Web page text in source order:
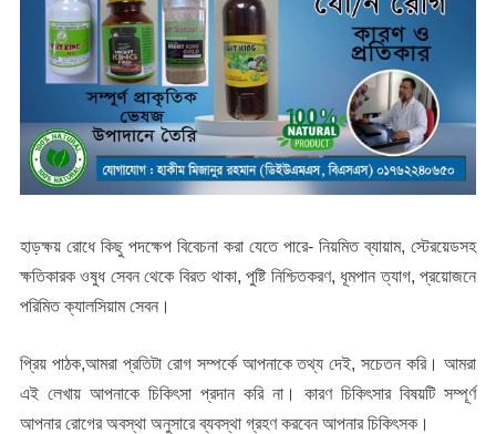
হাড়ক্ষয় রোধে কিছু পদক্ষেপ বিবেচনা করা যেতে পারে- নিয়মিত ব্যায়াম, স্টেরয়েডসহ
ক্ষতিকারক ওষুধ সেবন থেকে বিরত থাকা, পুষ্টি নিশ্চিতকরণ, ধূমপান ত্যাগ, প্রয়োজনে
পরিমিত ক্যালসিয়াম সেবন।
প্রিয় পাঠক,আমরা প্রতিটা রোগ সম্পর্কে আপনাকে তথ্য দেই, সচেতন করি। আমরা
এই লেখায় আপনাকে চিকিৎসা প্রদান করি না। কারণ চিকিৎসার বিষয়টি সম্পূর্ণ
আপনার রোগের অবস্থা অনুসারে ব্যবস্থা গ্রহণ করবেন আপনার চিকিৎসক।